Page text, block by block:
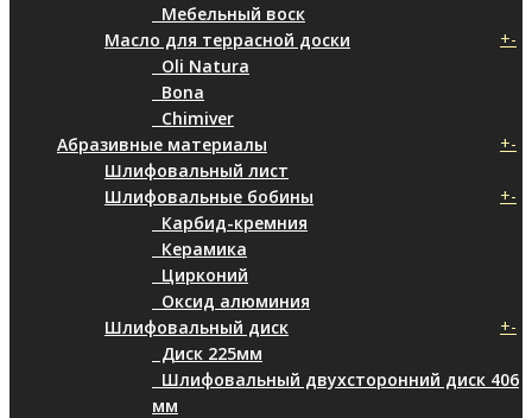
Мебельный воск
Масло для террасной доски
+-
Oli Natura
Bona
Chimiver
Абразивные материалы
+-
Шлифовальный лист
Шлифовальные бобины
+-
Карбид-кремния
Керамика
Цирконий
Оксид алюминия
Шлифовальный диск
+-
Диск 225мм
Шлифовальный двухсторонний диск 406
мм